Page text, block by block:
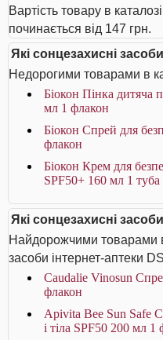
Вартість товару в
починається від 147 грн.
Які сонцезахисні
Недорогими товарами в
Біокон Пінка дитяча
мл 1 флакон
Біокон Спрей для
флакон
Біокон Крем для
SPF50+ 160 мл 1 туба
Які сонцезахисні
Найдорожчими товарами в
засоби інтернет-аптеки
Caudalie Vinosun
флакон
Apivita Bee Sun Safe
і тіла SPF50 200 мл 1